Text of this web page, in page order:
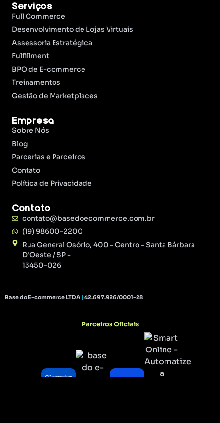
Serviços
Full Commerce
Desenvolvimento de Lojas Virtuais
Assessoria Estratégica
Fulfillment
BPO de E-commerce
Treinamentos
Gestão de Marketplaces
Empresa
Sobre Nós
Blog
Parcerias e Parceiros
Contato
Política de Privacidade
Contato
contato@basedoecommerce.com.br
(19) 98600-2200
Rua General Osório, 400 - Centro - Santa Bárbara
D'Oeste / SP -
13450-026
Base do E-commerce LTDA | 42.697.926/0001-28
Parceiros Oficiais